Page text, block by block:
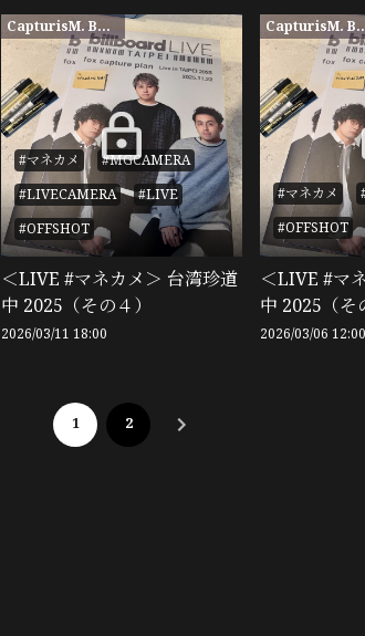
CapturisM. BASE限定
#マネカメ
#MGCAMERA
#LIVECAMERA
#LIVE
#OFFSHOT
＜LIVE #マネカメ＞ 台湾珍道
中 2025（その４）
2026/03/11 18:00
#マネカメ
#OFFSHOT
＜LIVE #マ
中 2025（そ
2026/03/06 12:00
1 2